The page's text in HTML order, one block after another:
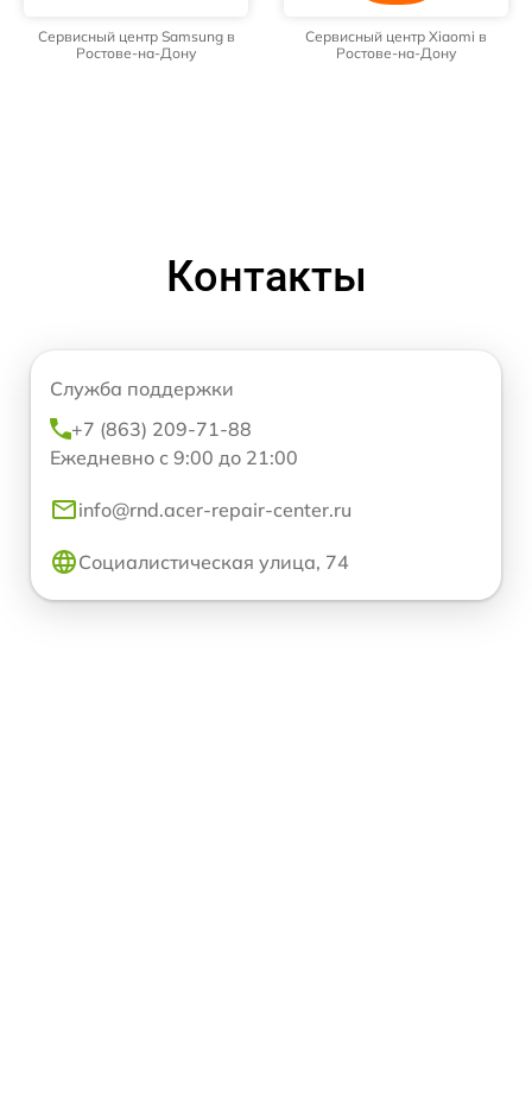
Сервисный центр Samsung в
Ростове-на-Дону
Сервисный центр Xiaomi в
Ростове-на-Дону
Контакты
Служба поддержки
+7 (863) 209-71-88
Ежедневно с 9:00 до 21:00
info@rnd.acer-repair-center.ru
Социалистическая улица, 74